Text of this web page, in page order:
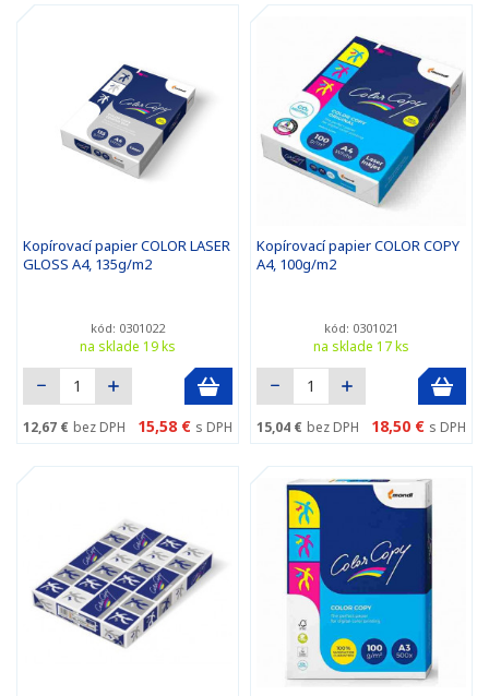
Kopírovací papier COLOR LASER
GLOSS A4, 135g/m2
kód: 0301022
na sklade 19 ks
12,67 € bez DPH 15,58 € s DPH
Kopírovací papier COLOR COPY
A4, 100g/m2
kód: 0301021
na sklade 17 ks
15,04 € bez DPH 18,50 € s DPH